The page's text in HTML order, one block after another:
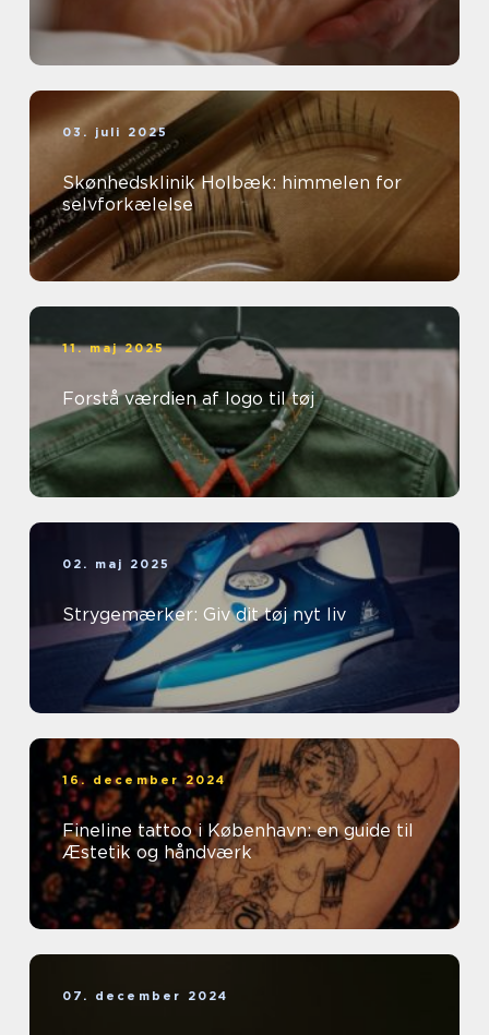
03. juli 2025
Skønhedsklinik Holbæk: himmelen for
selvforkælelse
11. maj 2025
Forstå værdien af logo til tøj
02. maj 2025
Strygemærker: Giv dit tøj nyt liv
16. december 2024
Fineline tattoo i København: en guide til
Æstetik og håndværk
07. december 2024